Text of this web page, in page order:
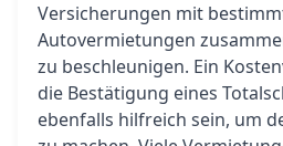
Versicherungen mit
Autovermietungen
zu beschleunigen. Ein
die Bestätigung eines
ebenfalls hilfreich sein, um